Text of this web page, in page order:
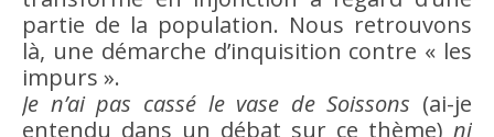
partie de la population. Nous retrouvons
là, une démarche d’inquisition contre « les
impurs ».
Je n’ai pas cassé le vase de Soissons (ai-je
entendu dans un débat sur ce thème) ni